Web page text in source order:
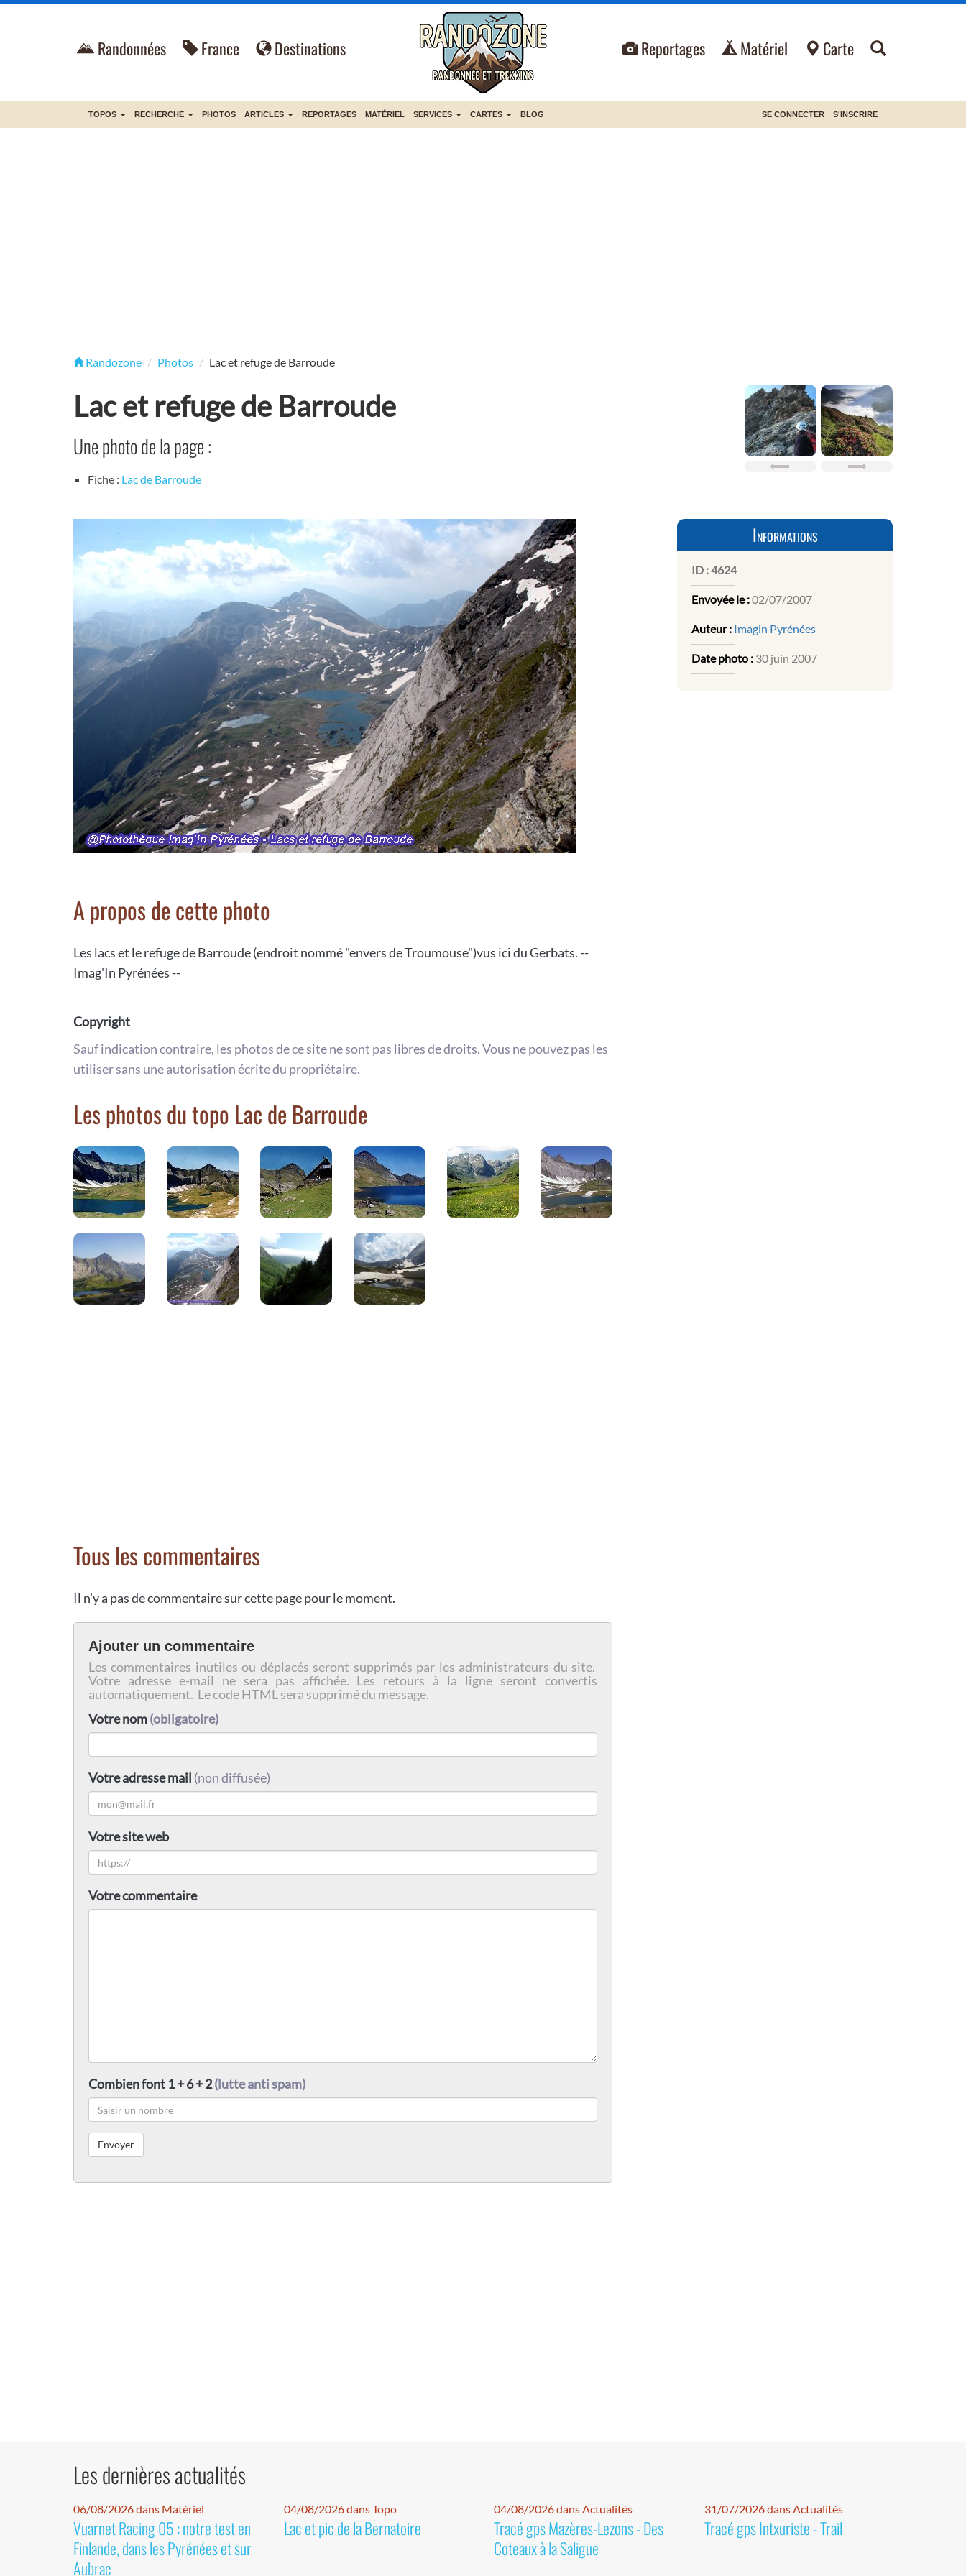
Randonnées France Destinations Reportages Matériel Carte
TOPOS RECHERCHE PHOTOS ARTICLES REPORTAGES MATÉRIEL SERVICES CARTES BLOG SE CONNECTER S'INSCRIRE
Randozone Photos Lac et refuge de Barroude
Lac et refuge de Barroude
Une photo de la page :
Fiche : Lac de Barroude
A propos de cette photo
Les lacs et le refuge de Barroude (endroit nommé "envers de Troumouse")vus ici du Gerbats. --
Imag'In Pyrénées --
Copyright
Sauf indication contraire, les photos de ce site ne sont pas libres de droits. Vous ne pouvez pas les
utiliser sans une autorisation écrite du propriétaire.
Les photos du topo Lac de Barroude
Tous les commentaires
Il n'y a pas de commentaire sur cette page pour le moment.
Ajouter un commentaire
Les commentaires inutiles ou déplacés seront supprimés par les administrateurs du site.
Votre adresse e-mail ne sera pas affichée. Les retours à la ligne seront convertis
automatiquement. Le code HTML sera supprimé du message.
Votre nom(obligatoire)
Votre adresse mail (non diffusée)
Votre site web
Votre commentaire
Combien font 1 + 6 + 2(lutte anti spam)
Informations
ID :4624
Envoyée le :02/07/2007
Auteur : Imagin Pyrénées
Date photo : 30 juin 2007
Les dernières actualités
06/08/2026 dans Matériel
Vuarnet Racing 05 : notre test en
Finlande, dans les Pyrénées et sur
Aubrac
04/08/2026 dans Topo
Lac et pic de la Bernatoire
04/08/2026 dans Actualités
Tracé gps Mazères-Lezons - Des
Coteaux à la Saligue
31/07/2026 dans Actualités
Tracé gps Intxuriste - Trail